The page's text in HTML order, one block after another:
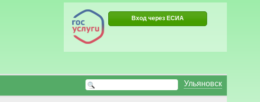
Вход через ЕСИА
Ульяновск